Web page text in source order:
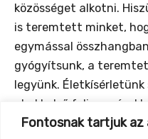
Fontosnak tartjuk
közösséget alkotni.
is teremtett minket,
egymással
gyógyítsunk, a
legyünk.
ahol belső
átformálással,